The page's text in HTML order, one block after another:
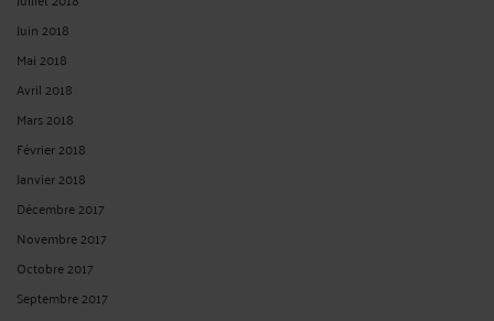
Juin 2018
Mai 2018
Avril 2018
Mars 2018
Février 2018
Janvier 2018
Décembre 2017
Novembre 2017
Octobre 2017
Septembre 2017